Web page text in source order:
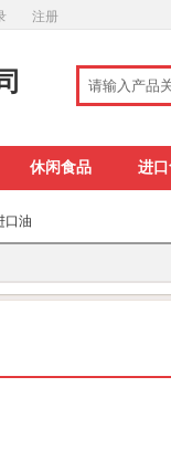
注册
休闲食品 进
口油